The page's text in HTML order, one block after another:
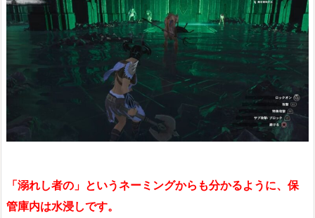
「溺れし者の」というネーミングからも分かるように、保
管庫内は水浸しです。